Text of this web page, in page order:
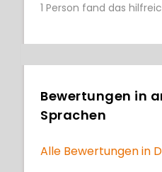
computergenerierte
ist perfekt, um die
lernen Teilnehmer,
Zeichenanimationen
Lernerfolg hängt
eigenen
ab, konsistent zu
1 Person fand das
Bewertungen in
Sprachen
Alle Bewertungen in